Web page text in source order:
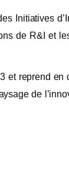
Initiatives
de R&I et
et reprend en
de